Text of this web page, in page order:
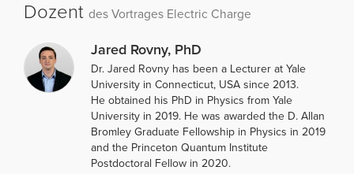
Dozent des Vortrages Electric Charge
Jared Rovny, PhD
Dr. Jared Rovny has been a Lecturer at Yale
University in Connecticut, USA since 2013.
He obtained his PhD in Physics from Yale
University in 2019. He was awarded the D. Allan
Bromley Graduate Fellowship in Physics in 2019
and the Princeton Quantum Institute
Postdoctoral Fellow in 2020.